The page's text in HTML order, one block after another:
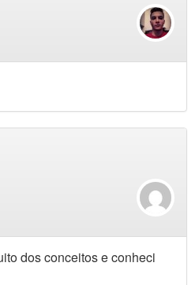
dos conceitos e conheci